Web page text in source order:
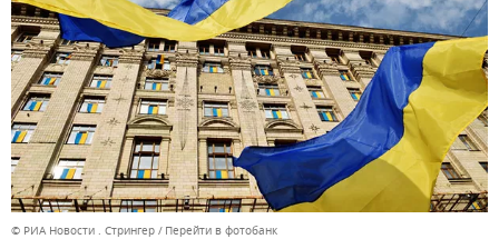
© РИА Новости . Стрингер Перейти в фотобанк